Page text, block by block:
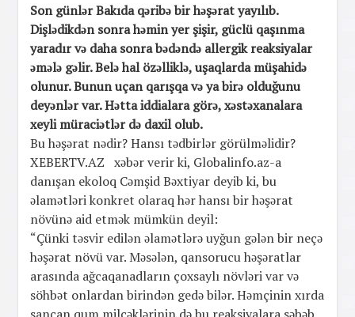
Son günlər Bakıda qəribə bir həşərat yayılıb.
Dişlədikdən sonra həmin yer şişir, güclü qaşınma
yaradır və daha sonra bədəndə allergik reaksiyalar
əmələ gəlir. Belə hal özəlliklə, uşaqlarda müşahidə
olunur. Bunun uçan qarışqa və ya birə olduğunu
deyənlər var. Hətta iddialara görə, xəstəxanalara
xeyli müraciətlər də daxil olub.
Bu həşərat nədir? Hansı tədbirlər görülməlidir?
XEBERTV.AZ xəbər verir ki, Globalinfo.az-a
danışan ekoloq Cəmşid Bəxtiyar deyib ki, bu
əlamətləri konkret olaraq hər hansı bir həşərat
növünə aid etmək mümkün deyil:
“Çünki təsvir edilən əlamətlərə uyğun gələn bir neçə
həşərat növü var. Məsələn, qansorucu həşəratlar
arasında ağcaqanadların çoxsaylı növləri var və
söhbət onlardan birindən gedə bilər. Həmçinin xırda